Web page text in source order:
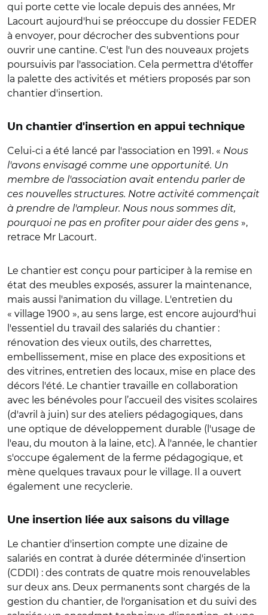
qui porte cette vie locale depuis des années, Mr
Lacourt aujourd'hui se préoccupe du dossier FEDER
à envoyer, pour décrocher des subventions pour
ouvrir une cantine. C'est l'un des nouveaux projets
poursuivis par l'association. Cela permettra d'étoffer
la palette des activités et métiers proposés par son
chantier d'insertion.
Un chantier d'insertion en appui technique
Celui-ci a été lancé par l'association en 1991. « Nous
l'avons envisagé comme une opportunité. Un
membre de l'association avait entendu parler de
ces nouvelles structures. Notre activité commençait
à prendre de l'ampleur. Nous nous sommes dit,
pourquoi ne pas en profiter pour aider des gens »,
retrace Mr Lacourt.
Le chantier est conçu pour participer à la remise en
état des meubles exposés, assurer la maintenance,
mais aussi l'animation du village. L'entretien du
« village 1900 », au sens large, est encore aujourd'hui
l'essentiel du travail des salariés du chantier :
rénovation des vieux outils, des charrettes,
embellissement, mise en place des expositions et
des vitrines, entretien des locaux, mise en place des
décors l'été. Le chantier travaille en collaboration
avec les bénévoles pour l’accueil des visites scolaires
(d'avril à juin) sur des ateliers pédagogiques, dans
une optique de développement durable (l'usage de
l'eau, du mouton à la laine, etc). À l'année, le chantier
s'occupe également de la ferme pédagogique, et
mène quelques travaux pour le village. Il a ouvert
également une recyclerie.
Une insertion liée aux saisons du village
Le chantier d'insertion compte une dizaine de
salariés en contrat à durée déterminée d'insertion
(CDDI) : des contrats de quatre mois renouvelables
sur deux ans. Deux permanents sont chargés de la
gestion du chantier, de l'organisation et du suivi des